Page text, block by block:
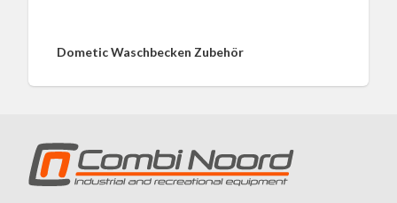
Dometic Waschbecken Zubehör